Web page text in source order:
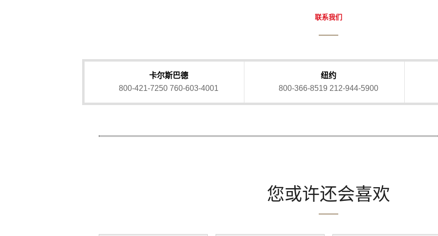
联系我们
卡尔斯巴德
800-421-7250 760-603-4001
纽约
800-366-8519 212-944-5900
您或许还会喜欢